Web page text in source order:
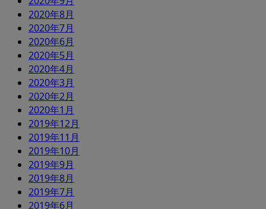
2020年8月
2020年7月
2020年6月
2020年5月
2020年4月
2020年3月
2020年2月
2020年1月
2019年12月
2019年11月
2019年10月
2019年9月
2019年8月
2019年7月
2019年6月